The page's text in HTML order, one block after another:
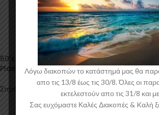
50’s Aqua Muscle Car Color
Plasti Dip Spray
Σπρέυ (ματ χρώματα)
-18%
555 –
coating
Prep)
Φροντίδα
Λόγω διακοπών το κατάστημά μας θα
απο τις 13/8 έως τις 30/8. Όλες οι
εκτελεστούν απο τις 31/8 και
Σας ευχόμαστε Καλές Διακοπές & Kαλή